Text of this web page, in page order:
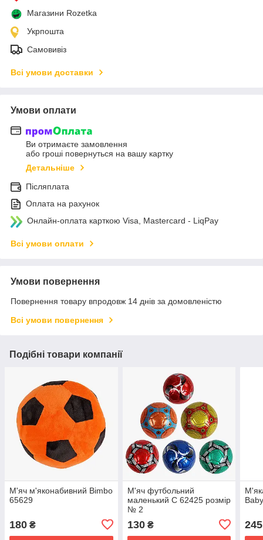
Магазини Rozetka
Укрпошта
Самовивіз
Всі умови доставки
Умови оплати
Ви отримаєте замовлення
або гроші повернуться на вашу картку
Детальніше
Післяплата
Оплата на рахунок
Онлайн-оплата карткою Visa, Mastercard - LiqPay
Всі умови оплати
Умови повернення
Повернення товару впродовж 14 днів за домовленістю
Всі умови повернення
Подібні товари компанії
М'яч м'яконабивний Bimbo
65629
180 ₴
М'яч футбольний
маленький С 62425 розмір
№ 2
130₴ 245